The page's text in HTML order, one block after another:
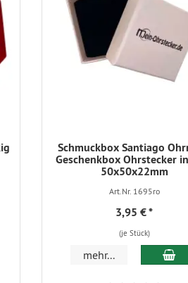
Schmuckbox Santiago
Geschenkbox Ohrstecker
50x50x22mm
Art.Nr. 1695ro
3,95 €*
(je Stück)
mehr... In